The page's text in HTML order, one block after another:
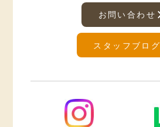
お問い合わせ
スタッフブログ